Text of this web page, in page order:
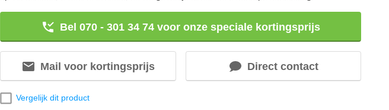
Bel 070 - 301 34 74 voor onze speciale kortingsprijs
Mail voor kortingsprijs Direct contact
Vergelijk dit product